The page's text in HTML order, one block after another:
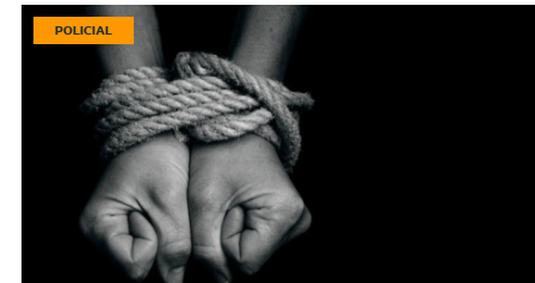
POLICIAL